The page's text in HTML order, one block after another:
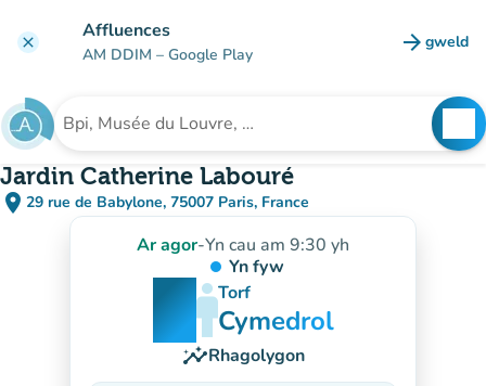
clear Affluences
AM DDIM – Google Play arrow_forward gweld
(tab
Chwilio am sefydliad
Jardin Catherine Labouré
place 29 rue de Babylone, 75007 Paris, France
(agor yn Google Maps)
(tab newydd)
Ar agor-Yn cau am 9:30 yh
Yn fyw
man
man
man
Torf
Cymedrol
insightsRhagolygon